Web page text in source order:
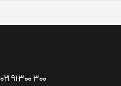
میلیونی با دعوت دوستان
۰۲۱ ۹۱ ۳۰۰ ۳۰۰